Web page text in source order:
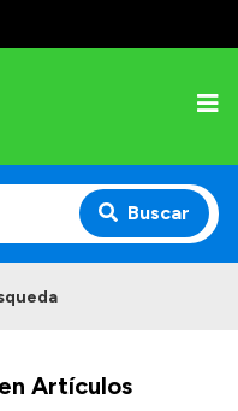
Buscar
Artículos